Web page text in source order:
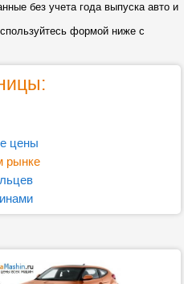
без учета года выпуска авто и
формой ниже с
цены
рынке